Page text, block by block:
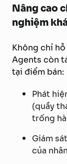
Nâng cao
nghiệm
Không chỉ
Agents còn
tại điểm bán:
Phát
(quầy
trống
Giám
của